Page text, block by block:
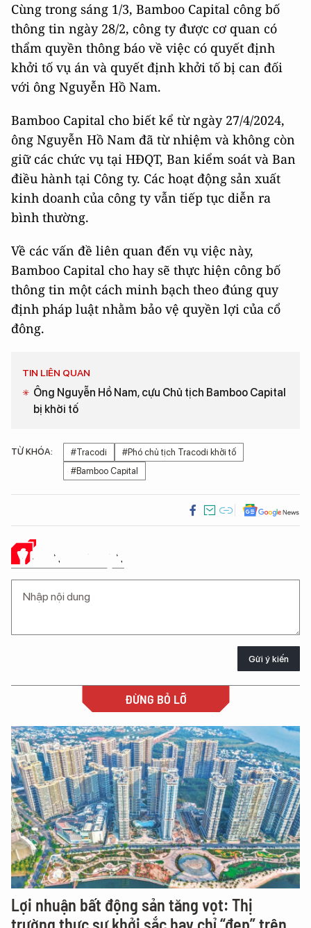
Cùng trong sáng 1/3, Bamboo Capital công bố
thông tin ngày 28/2, công ty được cơ quan có
thẩm quyền thông báo về việc có quyết định
khởi tố vụ án và quyết định khởi tố bị can đối
với ông Nguyễn Hồ Nam.
Bamboo Capital cho biết kể từ ngày 27/4/2024,
ông Nguyễn Hồ Nam đã từ nhiệm và không còn
giữ các chức vụ tại HĐQT, Ban kiểm soát và Ban
điều hành tại Công ty. Các hoạt động sản xuất
kinh doanh của công ty vẫn tiếp tục diễn ra
bình thường.
Về các vấn đề liên quan đến vụ việc này,
Bamboo Capital cho hay sẽ thực hiện công bố
thông tin một cách minh bạch theo đúng quy
định pháp luật nhằm bảo vệ quyền lợi của cổ
đông.
TIN LIÊN QUAN
Ông Nguyễn Hồ Nam, cựu Chủ tịch Bamboo Capital
bị khởi tố
TỪ KHÓA: #Tracodi
#Phó chủ tịch Tracodi khởi tố
#Bamboo Capital
Ý KIẾN CỦA BẠN
Gửi ý kiến
ĐỪNG BỎ LỠ
Lợi nhuận bất động sản tăng vọt: Thị